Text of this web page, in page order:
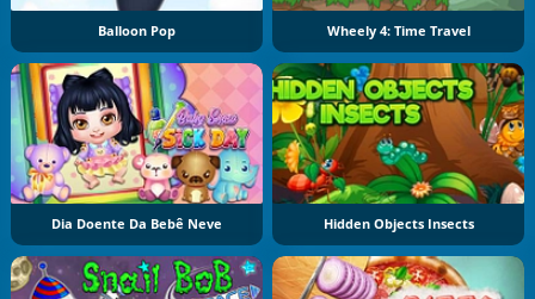
Balloon Pop Wheely 4: Time Travel
Dia Doente Da Bebê Neve Hidden Objects Insects